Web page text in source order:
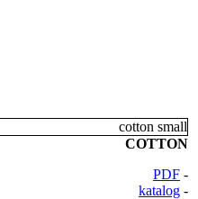
COTTON
PDF -
katalog -